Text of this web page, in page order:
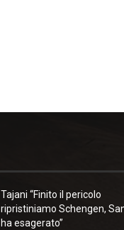
Tajani “Finito il pericolo
ripristiniamo Schengen,
ha esagerato”